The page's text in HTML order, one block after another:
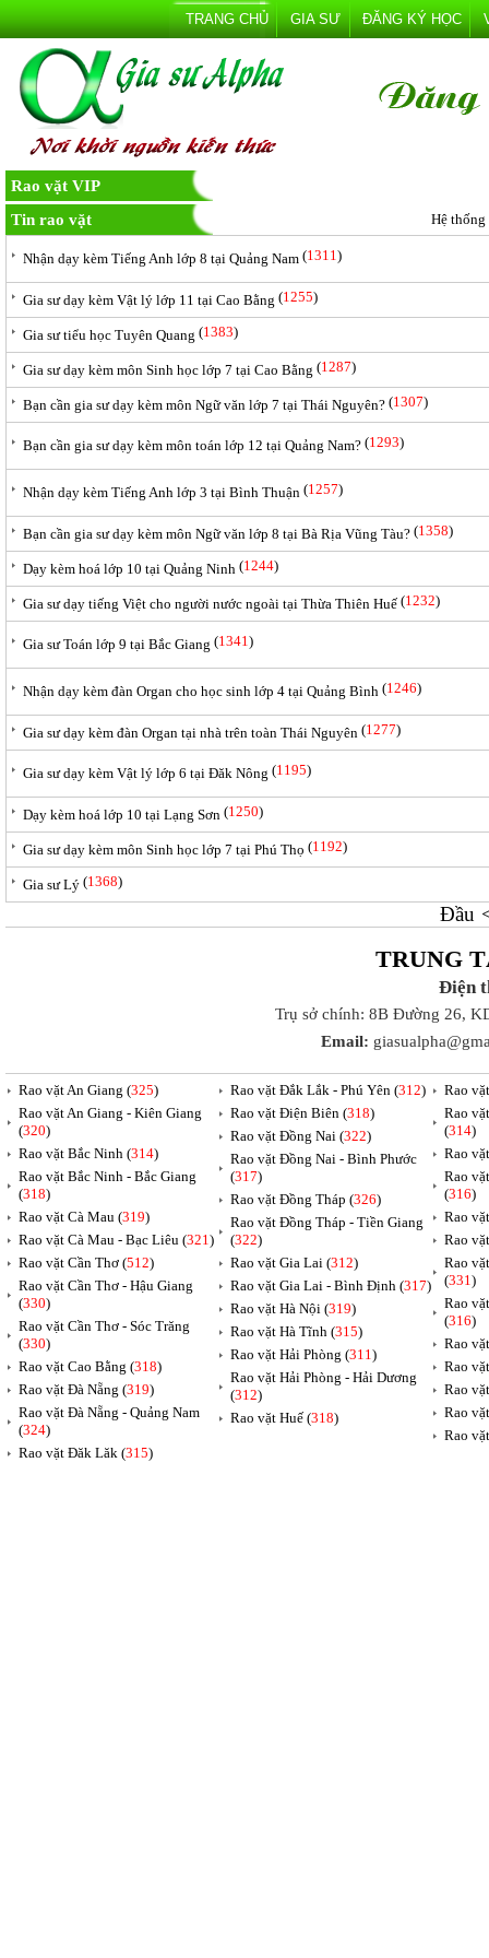
TRANG CHỦ GIA SƯ ĐĂNG KÝ HỌC
Rao vặt VIP
Tin rao vặt
Hệ
Nhận dạy kèm Tiếng Anh lớp 8 tại Quảng Nam (1311)
Gia sư dạy kèm Vật lý lớp 11 tại Cao Bằng (1255)
Gia sư tiểu học Tuyên Quang (1383)
Gia sư dạy kèm môn Sinh học lớp 7 tại Cao Bằng (1287)
Bạn cần gia sư dạy kèm môn Ngữ văn lớp 7 tại Thái Nguyên? (1307)
Bạn cần gia sư dạy kèm môn toán lớp 12 tại Quảng Nam? (1293)
Nhận dạy kèm Tiếng Anh lớp 3 tại Bình Thuận (1257)
Bạn cần gia sư dạy kèm môn Ngữ văn lớp 8 tại Bà Rịa Vũng Tàu? (1358)
Dạy kèm hoá lớp 10 tại Quảng Ninh (1244)
Gia sư dạy tiếng Việt cho người nước ngoài tại Thừa Thiên Huế (1232)
Gia sư Toán lớp 9 tại Bắc Giang (1341)
Nhận dạy kèm đàn Organ cho học sinh lớp 4 tại Quảng Bình (1246)
Gia sư dạy kèm đàn Organ tại nhà trên toàn Thái Nguyên (1277)
Gia sư dạy kèm Vật lý lớp 6 tại Đăk Nông (1195)
Dạy kèm hoá lớp 10 tại Lạng Sơn (1250)
Gia sư dạy kèm môn Sinh học lớp 7 tại Phú Thọ (1192)
Gia sư Lý (1368)
Đầu
TRUNG
Điện
Trụ sở chính: 8B Đường 26,
Email:
Rao vặt An Giang (325)
Rao vặt An Giang - Kiên Giang
(320)
Rao vặt Bắc Ninh (314)
Rao vặt Bắc Ninh - Bắc Giang
(318)
Rao vặt Cà Mau (319)
Rao vặt Cà Mau - Bạc Liêu (321)
Rao vặt Cần Thơ (512)
Rao vặt Cần Thơ - Hậu Giang
(330)
Rao vặt Cần Thơ - Sóc Trăng
(330)
Rao vặt Cao Bằng (318)
Rao vặt Đà Nẵng (319)
Rao vặt Đà Nẵng - Quảng Nam
(324)
Rao vặt Đăk Lăk (315)
Rao vặt Đắk Lắk - Phú Yên (312)
Rao vặt Điện Biên (318)
Rao vặt Đồng Nai (322)
Rao vặt Đồng Nai - Bình Phước
(317)
Rao vặt Đồng Tháp (326)
Rao vặt Đồng Tháp - Tiền Giang
(322)
Rao vặt Gia Lai (312)
Rao vặt Gia Lai - Bình Định (317)
Rao vặt Hà Nội (319)
Rao vặt Hà Tĩnh (315)
Rao vặt Hải Phòng (311)
Rao vặt Hải Phòng - Hải Dương
(312)
Rao vặt Huế (318)
Rao
Rao
(314)
Rao
Rao
(316)
Rao
Rao
Rao
(331)
Rao
(316)
Rao
Rao
Rao
Rao
Rao